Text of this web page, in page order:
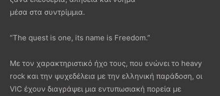
μέσα στα συντρίμμια.
“The quest is one, its name is Freedom.”
Με τον χαρακτηριστικό ήχο τους, που ενώνει το heavy
rock και την ψυχεδέλεια με την ελληνική παράδοση, οι
VIC έχουν διαγράψει μια εντυπωσιακή πορεία με